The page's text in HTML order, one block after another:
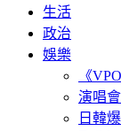
生活
政治
娛樂
《
演唱
日韓